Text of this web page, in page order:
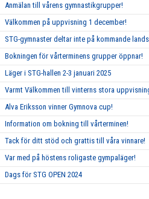
Anmälan till vårens gymnastikgrupper!
Välkommen på uppvisning 1 december!
STG-gymnaster deltar inte på kommande
Bokningen för vårterminens grupper öppnar!
Läger i STG-hallen 2-3 januari 2025
Varmt Välkommen till vinterns stora
Alva Eriksson vinner Gymnova cup!
Information om bokning till vårterminen!
Tack för ditt stöd och grattis till våra vinnare!
Var med på höstens roligaste gympaläger!
Dags för STG OPEN 2024